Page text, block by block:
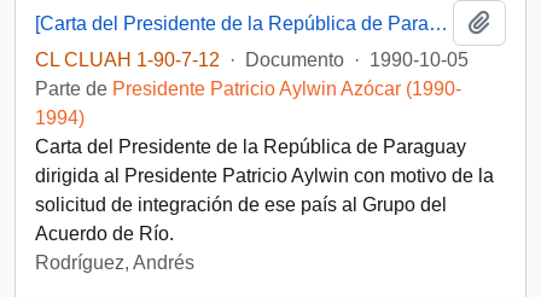
[Carta del Presidente de la República de Paraguay dirigida al Presidente Patricio Aylwin]
CL CLUAH 1-90-7-12
· Documento · 1990-10-05
Parte de Presidente Patricio Aylwin Azócar (1990-
1994)
Carta del Presidente de la República de Paraguay
dirigida al Presidente Patricio Aylwin con motivo de la
solicitud de integración de ese país al Grupo del
Acuerdo de Río.
Rodríguez, Andrés